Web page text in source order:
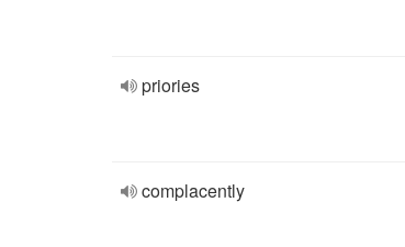
priories
complacently